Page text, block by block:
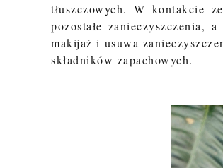
tłuszczowych. W kontakcie
pozostałe zanieczyszczenia,
makijaż i usuwa
składników zapachowych.